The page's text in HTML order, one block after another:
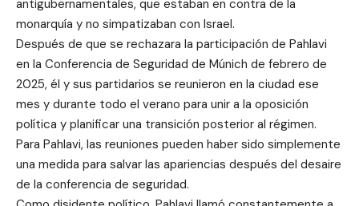
antigubernamentales, que estaban en contra de la
monarquía y no simpatizaban con Israel.
Después de que se rechazara la participación de Pahlavi
en la Conferencia de Seguridad de Múnich de febrero de
2025, él y sus partidarios se reunieron en la ciudad ese
mes y durante todo el verano para unir a la oposición
política y planificar una transición posterior al régimen.
Para Pahlavi, las reuniones pueden haber sido simplemente
una medida para salvar las apariencias después del desaire
de la conferencia de seguridad.